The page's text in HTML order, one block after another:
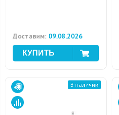
Доставим: 09.08.2026
В наличии